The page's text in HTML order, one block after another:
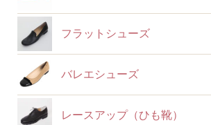
フラットシューズ
バレエシューズ
レースアップ（ひも靴）